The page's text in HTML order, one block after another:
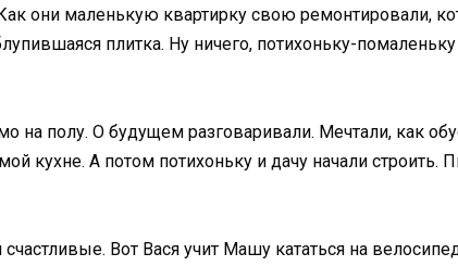
они маленькую квартирку свою ремонтировали,
плитка. Ну ничего, потихоньку-
на полу. О будущем разговаривали. Мечтали, как
кухне. А потом потихоньку и дачу начали строить.
Вот Вася учит Машу кататься на